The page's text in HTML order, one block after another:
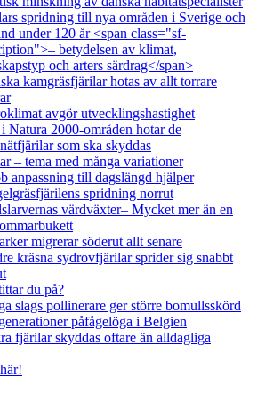
spridning till nya områden i Sverige och
under 120 år <span class="sf-
betydelsen av klimat,
och arters särdrag</span>
kamgräsfjärilar hotas av allt torrare
avgör utvecklingshastighet
Natura 2000-områden hotar de
som ska skyddas
– tema med många variationer
anpassning till dagslängd hjälper
spridning norrut
värdväxter– Mycket mer än en
migrerar söderut allt senare
kräsna sydrovfjärilar sprider sig snabbt
du på?
slags pollinerare ger större bomullsskörd
påfågelöga i Belgien
fjärilar skyddas oftare än alldagliga